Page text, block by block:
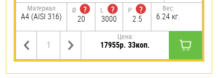
Материал
A4 (AISI 316)
Ø
?
20
L
?
3000
P
?
2.5
Вес:
6.24 кг.
Цена:
17955р. 33коп.